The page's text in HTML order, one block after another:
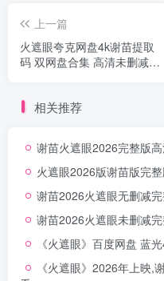
上一篇
火遮眼夸克网盘4k谢苗提取
码 双网盘合集 高清未删减免
相关推荐
谢苗火遮眼2026完整版
火遮眼2026版谢苗版完
谢苗2026火遮眼无删减
谢苗2026火遮眼未删减
《火遮眼》百度网盘 蓝
《火遮眼》2026年上映,